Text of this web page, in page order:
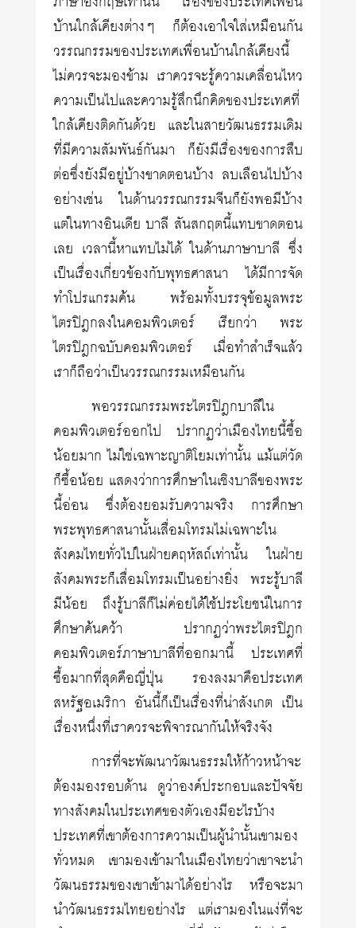
บ้านใกล้เคียงต่างๆ ก็ต้องเอาใจใส่เหมือนกัน
วรรณกรรมของประเทศเพื่อนบ้านใกล้เคียงนี้
ไม่ควรจะมองข้าม เราควรจะรู้ความเคลื่อนไหว
ความเป็นไปและความรู้สึกนึกคิดของประเทศที่
ใกล้เคียงติดกันด้วย และในสายวัฒนธรรมเดิม
ที่มีความสัมพันธ์กันมา ก็ยังมีเรื่องของการสืบ
ต่อซึ่งยังมีอยู่บ้างขาดตอนบ้าง ลบเลือนไปบ้าง
อย่างเช่น ในด้านวรรณกรรมจีนก็ยังพอมีบ้าง
แต่ในทางอินเดีย บาลี สันสกฤตนี้แทบขาดตอน
เลย เวลานี้หาแทบไม่ได้ ในด้านภาษาบาลี ซึ่ง
เป็นเรื่องเกี่ยวข้องกับพุทธศาสนา ได้มีการจัด
ทำโปรแกรมค้น พร้อมทั้งบรรจุข้อมูลพระ
ไตรปิฎกลงในคอมพิวเตอร์ เรียกว่า พระ
ไตรปิฎกฉบับคอมพิวเตอร์ เมื่อทำสำเร็จแล้ว
เราก็ถือว่าเป็นวรรณกรรมเหมือนกัน
พอวรรณกรรมพระไตรปิฎกบาลีใน
คอมพิวเตอร์ออกไป ปรากฏว่าเมืองไทยนี้ซื้อ
น้อยมาก ไม่ใช่เฉพาะญาติโยมเท่านั้น แม้แต่วัด
ก็ซื้อน้อย แสดงว่าการศึกษาในเชิงบาลีของพระ
นี้อ่อน ซึ่งต้องยอมรับความจริง การศึกษา
พระพุทธศาสนานั้นเสื่อมโทรมไม่เฉพาะใน
สังคมไทยทั่วไปในฝ่ายคฤหัสถ์เท่านั้น ในฝ่าย
สังคมพระก็เสื่อมโทรมเป็นอย่างยิ่ง พระรู้บาลี
มีน้อย ถึงรู้บาลีก็ไม่ค่อยได้ใช้ประโยชน์ในการ
ศึกษาค้นคว้า ปรากฏว่าพระไตรปิฎก
คอมพิวเตอร์ภาษาบาลีที่ออกมานี้ ประเทศที่
ซื้อมากที่สุดคือญี่ปุ่น รองลงมาคือประเทศ
สหรัฐอเมริกา อันนี้ก็เป็นเรื่องที่น่าสังเกต เป็น
เรื่องหนึ่งที่เราควรจะพิจารณากันให้จริงจัง
การที่จะพัฒนาวัฒนธรรมให้ก้าวหน้าจะ
ต้องมองรอบด้าน ดูว่าองค์ประกอบและปัจจัย
ทางสังคมในประเทศของตัวเองมีอะไรบ้าง
ประเทศที่เขาต้องการความเป็นผู้นำนั้นเขามอง
ทั่วหมด เขามองเข้ามาในเมืองไทยว่าเขาจะนำ
วัฒนธรรมของเขาเข้ามาได้อย่างไร หรือจะมา
นำวัฒนธรรมไทยอย่างไร แต่เรามองในแง่ที่จะ